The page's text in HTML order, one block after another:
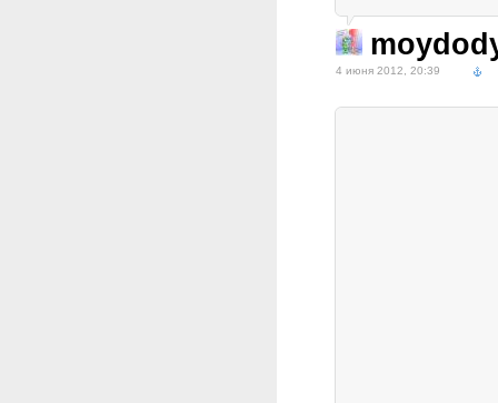
4 июня 2012, 20:39